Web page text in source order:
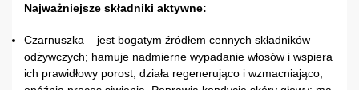
Najważniejsze składniki aktywne:
Czarnuszka – jest bogatym źródłem cennych składników
odżywczych; hamuje nadmierne wypadanie włosów i wspiera
ich prawidłowy porost, działa regenerująco i wzmacniająco,